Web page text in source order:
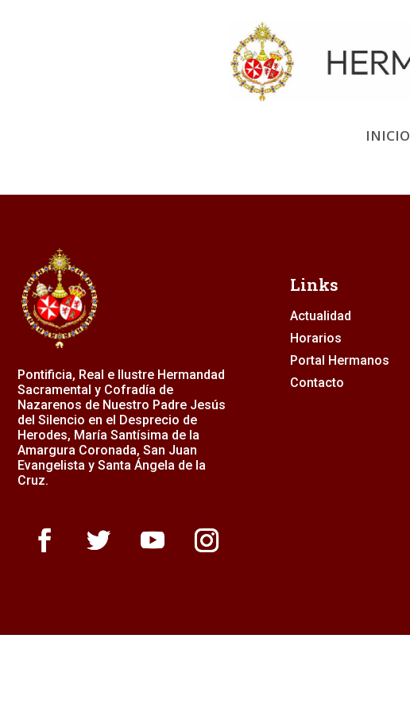
INICIO
Pontificia, Real e Ilustre Hermandad
Sacramental y Cofradía de
Nazarenos de Nuestro Padre Jesús
del Silencio en el Desprecio de
Herodes, María Santísima de la
Amargura Coronada, San Juan
Evangelista y Santa Ángela de la
Cruz.
Links
Actualidad
Horarios
Portal Hermanos
Contacto